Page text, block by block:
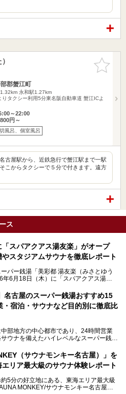
お気に入
りに追加
郡蟹江町
永和駅1.27km
りタクシー利用5分東名阪自動車道 蟹江ICよ
～22:00
円～
風呂、個室風呂
古屋駅から、近鉄急行で蟹江駅まで一駅
こからタクシーで５分で付きます。遠方
ス
スパアクアス湯友楽」がオープ
スタジアムサウナを徹底レポート
パー銭湯「美彩都 湯友楽（みさとゆう
年6月18日（木）に「スパアクアス湯友
たり愛され続けてきた施設だからこそ、
ープンを待ちわびている人も多いのでは
修を機に、2年前からじっくり構想を練
あって、館内の充実度は想像以上。
たという露天エリアや10の浴槽、40人収
ムサウナに、岩盤浴やリラクゼーション
める施設に生まれ変わりました。
ーアルして新しくなった「スパアクアス
名古屋のスーパー銭湯おすすめ15
・宿泊・サウナなど目的別に徹底比
部地方の中心都市であり、24時間営業
ウナを備えたハイレベルなスーパー銭湯
の仕事の疲れを心身ともにリセットした
忘れて1日中ダラダラ過ごしたい」「コ
す！
（サウナモンキー名古屋）」を
リア最大級のサウナ体験レポート
5分の好立地にある、東海エリア最大級
MONKEY/サウナモンキー名古屋」